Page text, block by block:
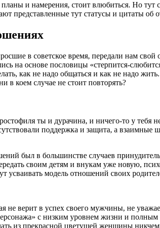
и намерения, стоит влюбиться. Но тут
представленные тут статусы и цитаты об
в советское время, передали нам
на основе пословицы «стерпится-
как не надо общаться и как не надо
в коем случае не стоит повторять?
ты и дурачина, и ничего-то у тебя
поддержка и защита, а
был в большинстве случаев
своим детям и внукам уже новую,
усваивать модель отношений своих
верит в успех своего мужчины, не
с низким уровнем жизни и
из прекрасной цветущей женщины